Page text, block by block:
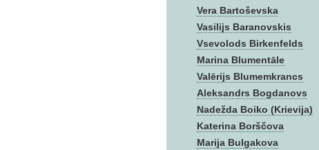
Vera Bartoševska
Vasilijs Baranovskis
Vsevolods Birkenfelds
Marina Blumentāle
Valērijs Blumemkrancs
Aleksandrs Bogdanovs
Nadežda Boiko (Krievija)
Katerina Borščova
Marija Bulgakova